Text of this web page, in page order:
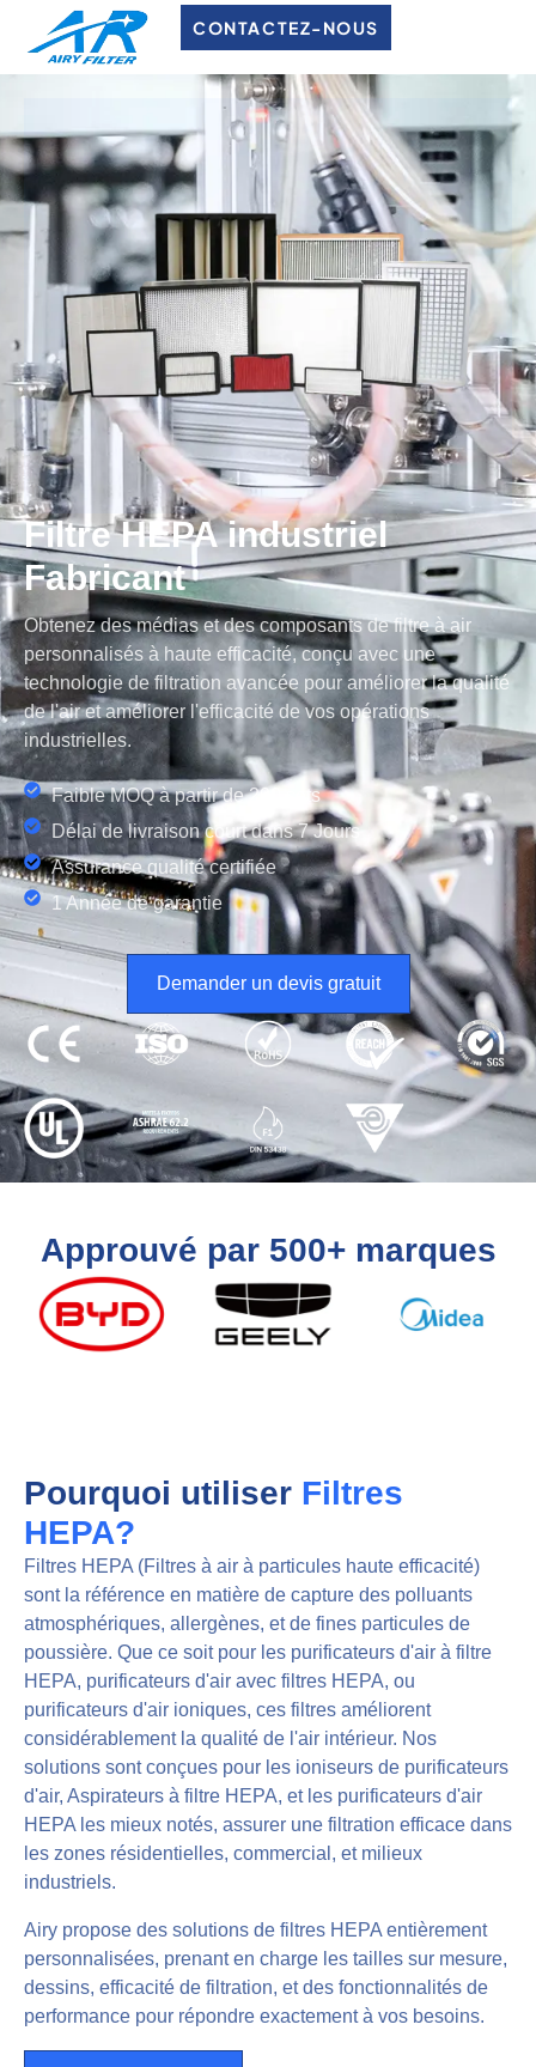
CONTACTEZ-NOUS
Filtre HEPA industriel
Fabricant
Obtenez des médias et des composants de filtre à air
personnalisés à haute efficacité, conçu avec une
technologie de filtration avancée pour améliorer la qualité
de l'air et améliorer l'efficacité de vos opérations
industrielles.
Faible MOQ à partir de 200 sets
Délai de livraison court dans 7 Jours
Assurance qualité certifiée
1 Année de garantie
Demander un devis gratuit
Approuvé par 500+ marques
Pourquoi utiliser Filtres
HEPA?
Filtres HEPA (Filtres à air à particules haute efficacité)
sont la référence en matière de capture des polluants
atmosphériques, allergènes, et de fines particules de
poussière. Que ce soit pour les purificateurs d'air à filtre
HEPA, purificateurs d'air avec filtres HEPA, ou
purificateurs d'air ioniques, ces filtres améliorent
considérablement la qualité de l'air intérieur. Nos
solutions sont conçues pour les ioniseurs de purificateurs
d'air, Aspirateurs à filtre HEPA, et les purificateurs d'air
HEPA les mieux notés, assurer une filtration efficace dans
les zones résidentielles, commercial, et milieux
industriels.
Airy propose des solutions de filtres HEPA entièrement
personnalisées, prenant en charge les tailles sur mesure,
dessins, efficacité de filtration, et des fonctionnalités de
performance pour répondre exactement à vos besoins.